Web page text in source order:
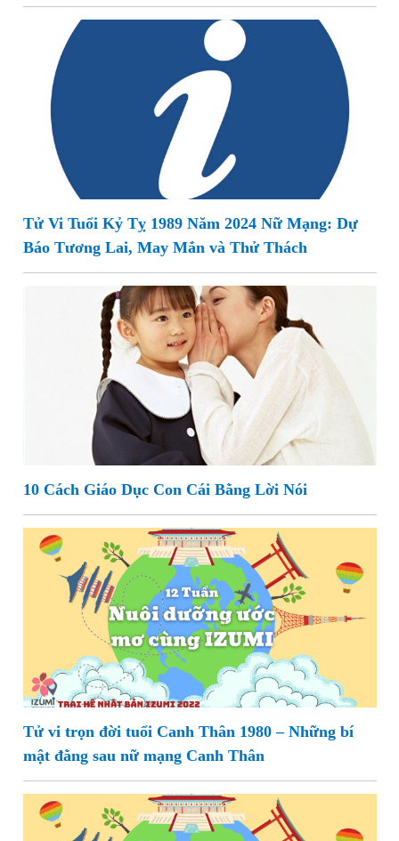
Tử Vi Tuổi Kỷ Tỵ 1989 Năm 2024 Nữ Mạng: Dự
Báo Tương Lai, May Mắn và Thử Thách
10 Cách Giáo Dục Con Cái Bằng Lời Nói
Tử vi trọn đời tuổi Canh Thân 1980 – Những bí
mật đằng sau nữ mạng Canh Thân